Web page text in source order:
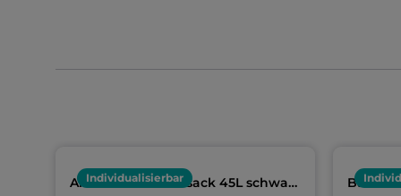
Individualisierbar
Arena Team-Rucksack 45L schwarz